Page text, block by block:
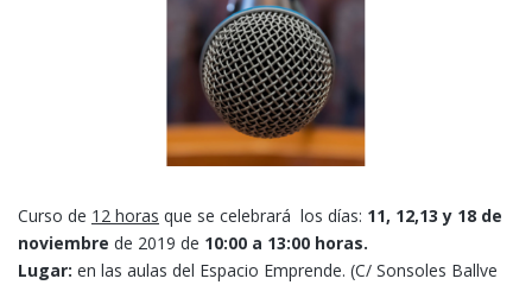
Curso de 12 horas que se celebrará los días: 11, 12,13 y 18 de
noviembre de 2019 de 10:00 a 13:00 horas.
Lugar: en las aulas del Espacio Emprende. (C/ Sonsoles Ballve